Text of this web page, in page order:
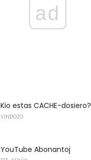
ad
Kio estas CACHE-dosiero?
VINDOZO
YouTube Abonantoj